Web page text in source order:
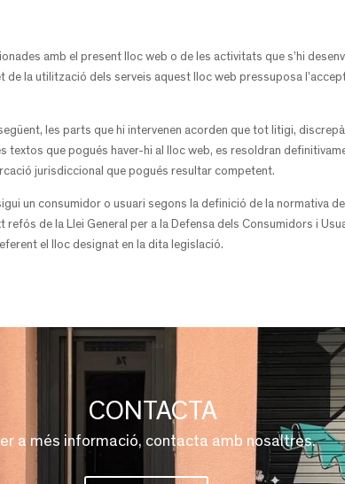
amb el present lloc web o de les activitats que s’hi
de la utilització dels serveis aquest lloc web pressuposa
les parts que hi intervenen acorden que tot litigi,
que pogués haver-hi al lloc web, es resoldran
jurisdiccional que pogués resultar competent.
un consumidor o usuari segons la definició de la normativa
de la Llei General per a la Defensa dels Consumidors i
el lloc designat en la dita legislació.
CONTACTA
a més informació, contacta amb nosaltres.